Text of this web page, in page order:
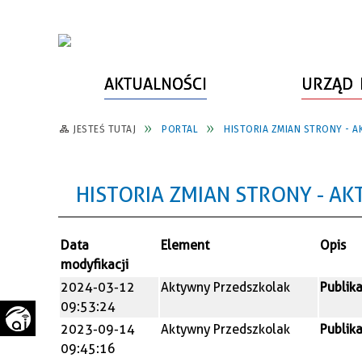
AKTUALNOŚCI URZĄD
WŁADZE MIASTA
URZĄD STANU CYWILNEGO
BUDŻET MIASTA
STRATEGIE, PLANY, PROGRAMY
FUNDUSZE ZEWNĘTRZNE
INFORMACJE O MIEŚCIE
PARTNERZY, NGO
EDUKACJA
INWESTYCJE MIEJSKIE
POWIATOWY LIDER
PRZEDSIĘBIORCZOŚCI
SPORT
SZLAKI TURYSTYCZNE
ZAŁATW SPRAWĘ
BEZPIECZEŃSTWO
POMIAR SATYSFAKCJI KLIENTA
INFORMATOR
KOMUNIKACJA I TRANSPORT
JESTEŚ TUTAJ PORTAL HISTORIA ZMIAN STRONY -
HISTORIA ZMIAN STRONY -
Data
modyfikacji
Element Opis
2024-03-12
09:53:24
Aktywny Przedszkolak
2023-09-14
09:45:16
Aktywny Przedszkolak